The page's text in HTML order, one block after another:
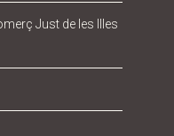
Just de les Illes